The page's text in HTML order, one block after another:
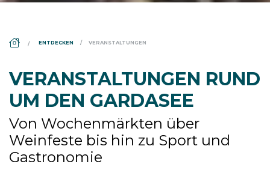
ENTDECKEN VERANSTALTUNGEN
VERANSTALTUNGEN RUND
UM DEN GARDASEE
Von Wochenmärkten über
Weinfeste bis hin zu Sport und
Gastronomie